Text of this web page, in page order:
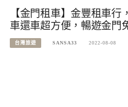
【金門租車】金豐租車行
車還車超方便，暢遊金門
台灣旅遊 SANSA33 2022-08-08